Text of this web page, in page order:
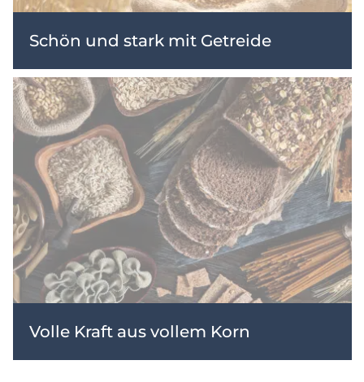
Schön und stark mit Getreide
Volle Kraft aus vollem Korn